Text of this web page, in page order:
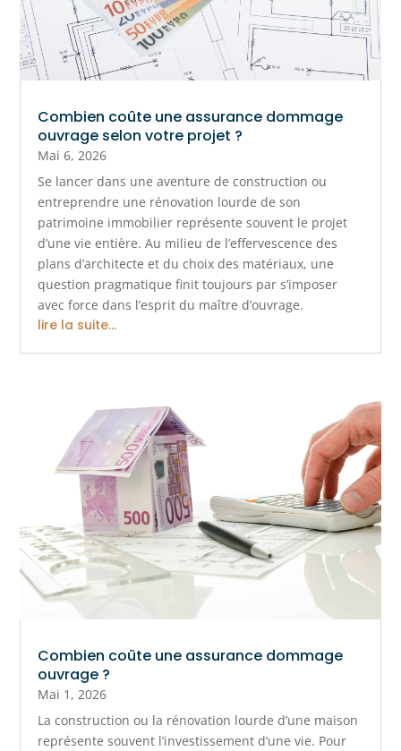
Combien coûte une assurance dommage
ouvrage selon votre projet ?
Mai 6, 2026
Se lancer dans une aventure de construction ou
entreprendre une rénovation lourde de son
patrimoine immobilier représente souvent le projet
d’une vie entière. Au milieu de l’effervescence des
plans d’architecte et du choix des matériaux, une
question pragmatique finit toujours par s’imposer
avec force dans l’esprit du maître d’ouvrage.
lire la suite...
Combien coûte une assurance dommage
ouvrage ?
Mai 1, 2026
La construction ou la rénovation lourde d’une maison
représente souvent l’investissement d’une vie. Pour